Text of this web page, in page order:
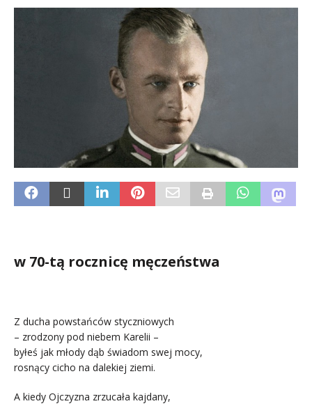
w 70-tą rocznicę męczeństwa
Z ducha powstańców styczniowych
– zrodzony pod niebem Karelii –
byłeś jak młody dąb świadom swej mocy,
rosnący cicho na dalekiej ziemi.
A kiedy Ojczyzna zrzucała kajdany,